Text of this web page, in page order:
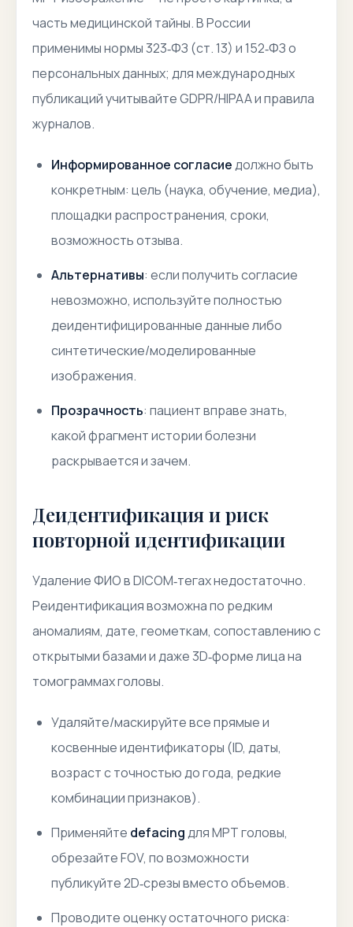
частьмедицинской тайны. В России
применимы нормы 323‑ФЗ (ст. 13) и 152‑ФЗ о
персональных данных; для международных
публикаций учитывайте GDPR/HIPAA и правила
журналов.
Информированное согласиедолжно быть
конкретным: цель (наука, обучение, медиа),
площадки распространения, сроки,
возможность отзыва.
Альтернативы: если получить согласие
невозможно, используйте полностью
деидентифицированные данные либо
синтетические/моделированные
изображения.
Прозрачность: пациент вправе знать,
какой фрагмент истории болезни
раскрывается и зачем.
Деидентификация и риск
повторной идентификации
Удаление ФИО в DICOM‑тегах недостаточно.
Реидентификациявозможна по редким
аномалиям, дате, геометкам, сопоставлению с
открытыми базами и даже 3D‑форме лица на
томограммах головы.
Удаляйте/маскируйте все прямые и
косвенные идентификаторы (ID, даты,
возраст с точностью до года, редкие
комбинации признаков).
Применяйте defacingдля МРТ головы,
обрезайте FOV, по возможности
публикуйте 2D‑срезы вместо объемов.
Проводитеоценку остаточного риска: